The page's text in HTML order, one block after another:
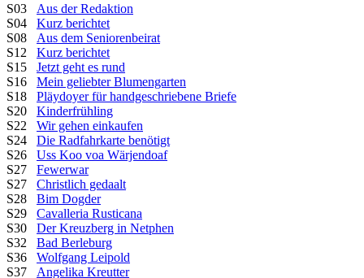
S03 Aus der Redaktion
S04 Kurz berichtet
S08 Aus dem Seniorenbeirat
S12 Kurz berichtet
S15 Jetzt geht es rund
S16 Mein geliebter Blumengarten
S18 Pläydoyer für handgeschriebene Briefe
S20 Kinderfrühling
S22 Wir gehen einkaufen
S24 Die Radfahrkarte benötigt
S26 Uss Koo voa Wärjendoaf
S27 Fewerwar
S27 Christlich gedaalt
S28 Bim Dogder
S29 Cavalleria Rusticana
S30 Der Kreuzberg in Netphen
S32 Bad Berleburg
S36 Wolfgang Leipold
S37 Angelika Kreutter